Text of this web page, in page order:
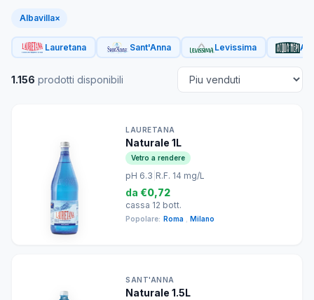
Albavilla×
Lauretana Sant'Anna Levissima
1.156 prodotti disponibili
LAURETANA
Naturale 1L
Vetro a rendere
pH 6.3 R.F. 14 mg/L
da €0,72
cassa 12 bott.
Popolare: Roma Milano
SANT'ANNA
Naturale 1.5L